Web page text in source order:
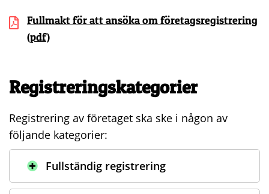
Fullmakt för att ansöka om företagsregistrering
(pdf)
Registreringskategorier
Registrering av företaget ska ske i någon av
följande kategorier:
Fullständig registrering